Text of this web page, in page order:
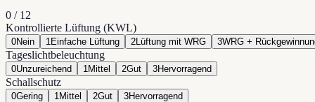
0 / 12
Kontrollierte Lüftung (KWL)
0Nein 1 Einfache Lüftung 2Lüftung mit WRG 3WRG +
Tageslichtbeleuchtung
0Unzureichend 1 Mittel 2Gut 3Hervorragend
Schallschutz
0Gering 1 Mittel 2Gut 3Hervorragend